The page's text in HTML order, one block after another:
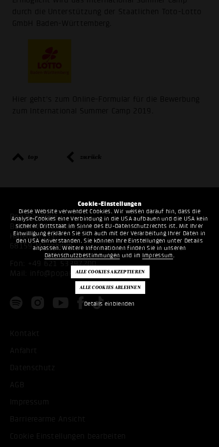
Cookie-Einstellungen
Diese Website verwendet Cookies. Wir weisen darauf hin, dass die
Analyse-Cookies eine Verbindung in die USA aufbauen und die USA kein
sicherer Drittstaat im Sinne des EU-Datenschutzrechts ist. Mit Ihrer
Einwilligung erklären Sie sich auch mit der Verarbeitung Ihrer Daten in
den USA einverstanden. Sie können Ihre Einstellungen unter Details
anpassen. Weitere Informationen finden Sie in unseren
Datenschutzbestimmungen und im Impressum .
Details einblenden
durch die Unterstützung der Staatlichen Toto-Lotto
GmbH Baden-Württemberg.
Hier geht's zum Online-Formular für die Bewerbung
zum International Summer Camp 2019.
top zurück
Popakademie
Baden-Württemberg
Hafenstr. 33
68159 Mannheim
Fon:
+49 621 53397200
Mail:
info@popakademie.de
Kontakt
Anfahrt
Datenschutz
AGB
Impressum
Barrierearme Ansicht
Cookie Einstellungen bearbeiten